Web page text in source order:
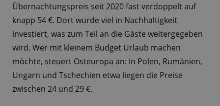
Übernachtungspreis seit 2020 fast verdoppelt auf
knapp 54 €. Dort wurde viel in Nachhaltigkeit
investiert, was zum Teil an die Gäste weitergegeben
wird. Wer mit kleinem Budget Urlaub machen
möchte, steuert Osteuropa an: In Polen, Rumänien,
Ungarn und Tschechien etwa liegen die Preise
zwischen 24 und 29 €.